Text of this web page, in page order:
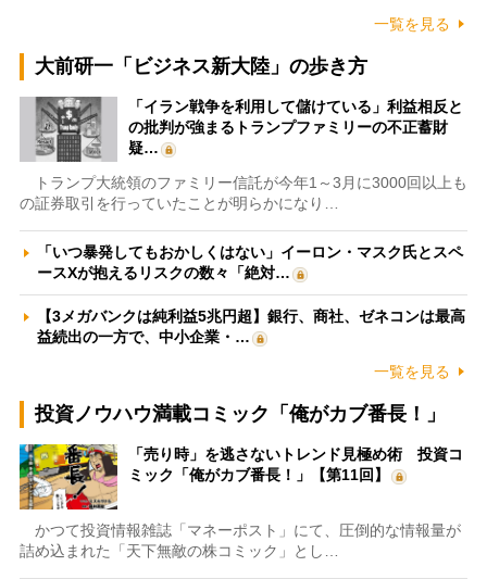
一覧を見る
大前研一「ビジネス新大陸」の歩き方
「イラン戦争を利用して儲けている」利益相反と
の批判が強まるトランプファミリーの不正蓄財
疑…
トランプ大統領のファミリー信託が今年1～3月に3000回以上も
の証券取引を行っていたことが明らかになり…
「いつ暴発してもおかしくはない」イーロン・マスク氏とスペ
ースXが抱えるリスクの数々「絶対…
【3メガバンクは純利益5兆円超】銀行、商社、ゼネコンは最高
益続出の一方で、中小企業・…
一覧を見る
投資ノウハウ満載コミック「俺がカブ番長！」
「売り時」を逃さないトレンド見極め術 投資コ
ミック「俺がカブ番長！」【第11回】
かつて投資情報雑誌「マネーポスト」にて、圧倒的な情報量が
詰め込まれた「天下無敵の株コミック」とし…